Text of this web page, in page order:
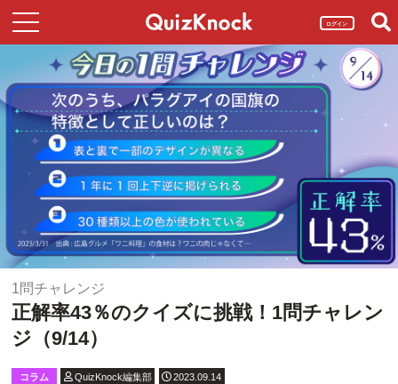
ログイン
1問チャレンジ
正解率43％のクイズに挑戦！1問チャレン
ジ（9/14）
コラム QuizKnock編集部 2023.09.14